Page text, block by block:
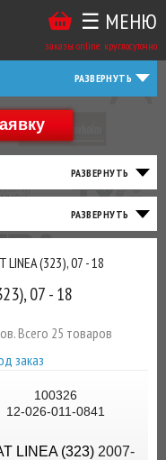
заказы online: круглосуточно
☰ МЕНЮ
LINEA (323), 07 - 18
07 - 18
Всего 25 товаров
заказ
100326
12-026-011-0841
LINEA (323) 2007-